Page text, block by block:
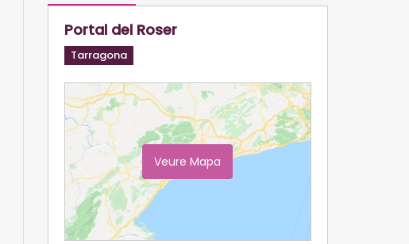
Portal del Roser
Tarragona
Veure Mapa